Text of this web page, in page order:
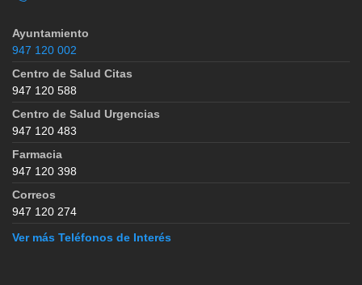
Ayuntamiento
947 120 002
Centro de Salud Citas
947 120 588
Centro de Salud Urgencias
947 120 483
Farmacia
947 120 398
Correos
947 120 274
Ver más Teléfonos de Interés